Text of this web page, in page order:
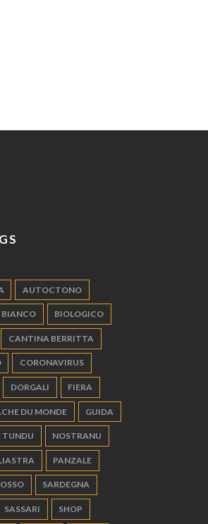
AUTOCTONO
BIANCO BIOLOGICO
CANTINA BERRITTA
CORONAVIRUS
DORGALI FIERA
DU MONDE GUIDA
TUNDU NOSTRANU
PANZALE
SARDEGNA
SASSARI SHOP